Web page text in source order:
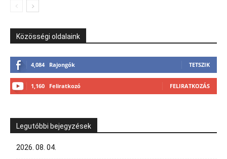
Közösségi oldalaink
4,084 Rajongók TETSZIK
1,160 Feliratkozó FELIRATKOZÁS
Legutóbbi bejegyzések
2026. 08. 04.